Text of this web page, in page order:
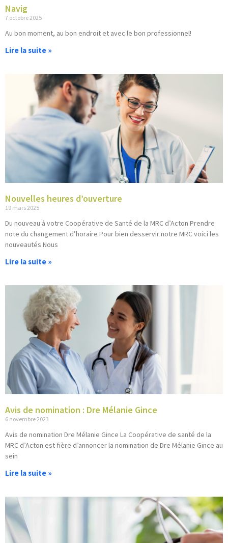
Navig
7 octobre 2025
Au bon moment, au bon endroit et avec le bon professionnel!
Lire la suite »
Nouvelles heures d’ouverture
19 mars 2025
Du nouveau à votre Coopérative de Santé de la MRC d’Acton Prendre
note du changement d’horaire Pour bien desservir notre MRC voici les
nouveautés Nous
Lire la suite »
Avis de nomination : Dre Mélanie Gince
6 novembre 2023
Avis de nomination Dre Mélanie Gince La Coopérative de santé de la
MRC d’Acton est fière d’annoncer la nomination de Dre Mélanie Gince au
sein
Lire la suite »